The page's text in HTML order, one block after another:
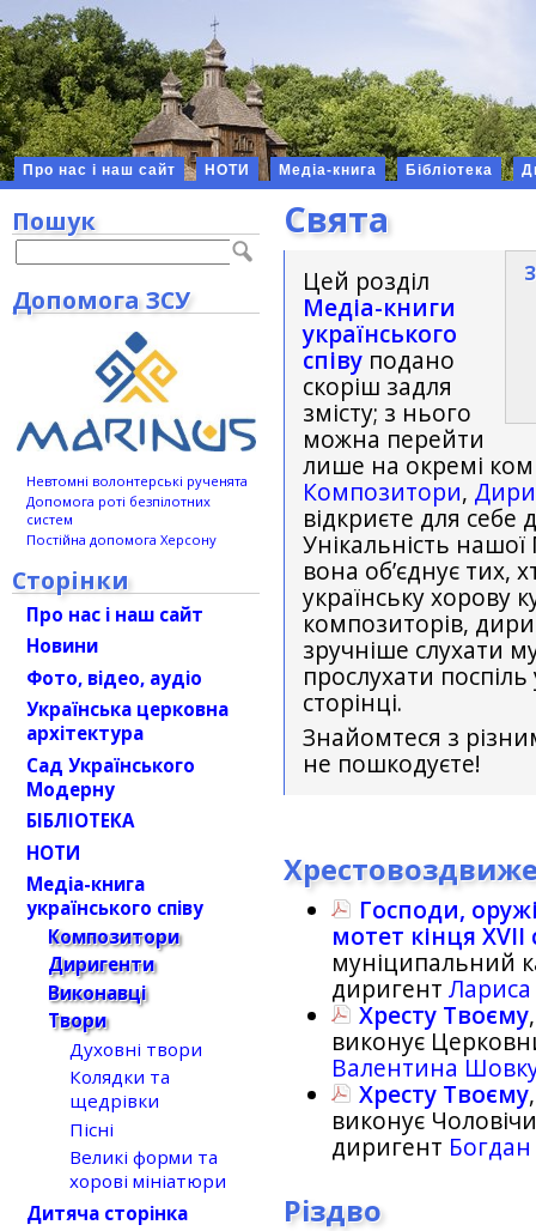
Про нас і наш сайт НОТИ Медіа-книга Бібліотека
Свята
Цей розділ
Медіа-книги
українського
співу подано
скоріш задля
змісту; з нього
можна перейти
лише на окремі
Композитори,
відкриєте для себе
Унікальність
вона об’єднує тих,
українську хорову
композиторів,
зручніше слухати
прослухати поспіль
сторінці.
Знайомтеся з
не пошкодуєте!
Господи,
мотет кінця XVII
муніципальний
диригентЛариса
Хресту Твоєму
виконує
Валентина
Хресту Твоєму
виконує
диригент Богдан
Різдво
Пошук
Допомога ЗСУ
Невтомні волонтерські рученята
Допомога роті безпілотних
систем
Постійна допомога Херсону
Сторінки
Про нас і наш сайт
Новини
Фото, відео, аудіо
Українська церковна
архітектура
Сад Українського
Модерну
БІБЛІОТЕКА
НОТИ
Медіа-книга
українського співу
Композитори
Диригенти
Виконавці
Твори
Духовні твори
Колядки та
щедрівки
Пісні
Великі форми та
хорові мініатюри
Дитяча сторінка